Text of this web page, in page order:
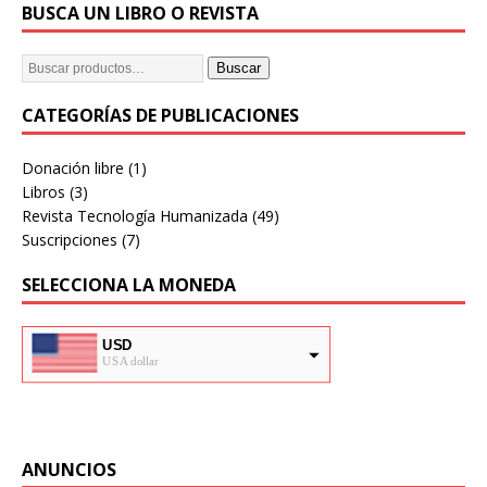
BUSCA UN LIBRO O REVISTA
Buscar
CATEGORÍAS DE PUBLICACIONES
Donación libre (1)
Libros (3)
Revista Tecnología Humanizada (49)
Suscripciones (7)
SELECCIONA LA MONEDA
USD
USA dollar
ANUNCIOS